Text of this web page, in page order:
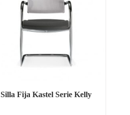
Silla Fija Kastel Serie Kelly